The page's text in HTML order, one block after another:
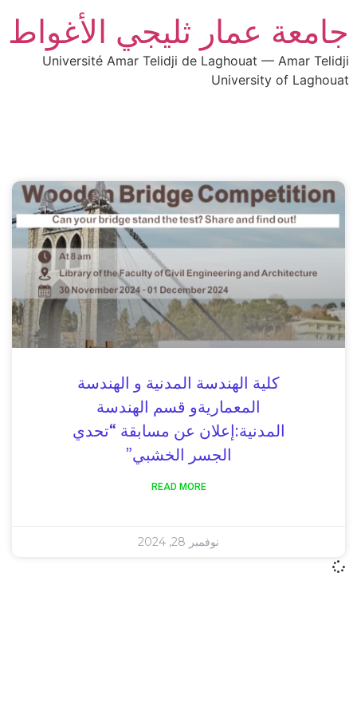
جامعة عمار ثليجي الأغواط
Université Amar Telidji de Laghouat — Amar Telidji
University of Laghouat
كلية الهندسة المدنية و الهندسة
المعماريةو قسم الهندسة
المدنية:إعلان عن مسابقة “تحدي
الجسر الخشبي”
READ MORE
نوفمبر 28, 2024